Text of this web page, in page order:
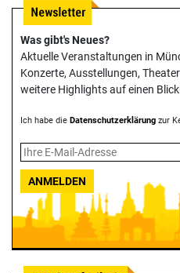
Was gibt's Neues?
Aktuelle Veranstaltungen in
Konzerte, Ausstellungen,
weitere Highlights auf einen
Ich habe die Datenschutzerklärung zur
ANMELDEN